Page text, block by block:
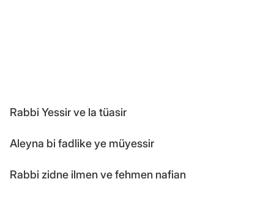
Rabbi Yessir ve la tüasir
Aleyna bi fadlike ye müyessir
Rabbi zidne ilmen ve fehmen nafian